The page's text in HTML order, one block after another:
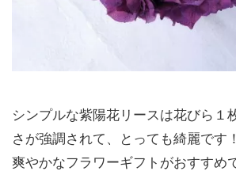
シンプルな紫陽花リースは花びら１
さが強調されて、とっても綺麗で
爽やかなフラワーギフトがおすすめ